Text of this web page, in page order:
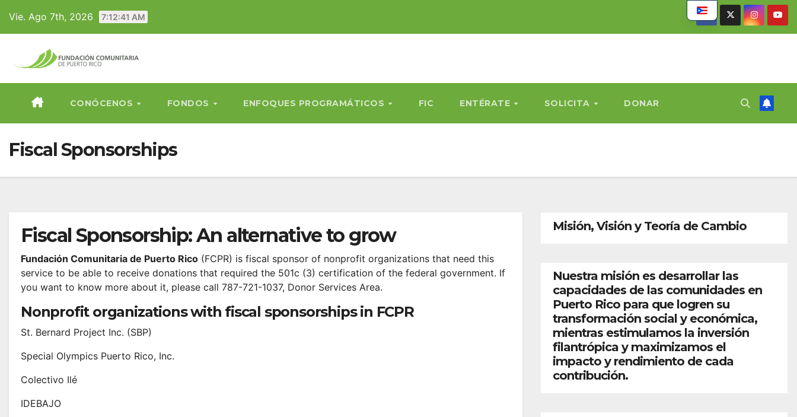
content
Vie. Ago 7th, 2026 7:12:42 AM
CONÓCENOS FONDOS ENFOQUES PROGRAMÁTICOS FIC ENTÉRATE SOLICITA DONAR
Fiscal Sponsorships
Fiscal Sponsorship: An alternative to grow
Fundación Comunitaria de Puerto Rico (FCPR) is fiscal sponsor of nonprofit organizations that need this
service to be able to receive donations that required the 501c (3) certification of the federal government. If
you want to know more about it, please call 787-721-1037, Donor Services Area.
Nonprofit organizations with fiscal sponsorships in FCPR
St. Bernard Project Inc. (SBP)
Special Olympics Puerto Rico, Inc.
Colectivo Ilé
IDEBAJO
Misión, Visión y Teoría de Cambio
Nuestra misión es desarrollar las
capacidades de las comunidades en
Puerto Rico para que logren su
transformación social y económica,
mientras estimulamos la inversión
filantrópica y maximizamos el
impacto y rendimiento de cada
contribución.